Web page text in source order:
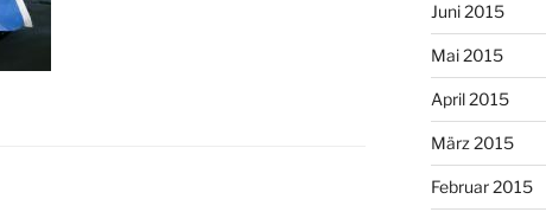
Juni 2015
Mai 2015
April 2015
März 2015
Februar 2015